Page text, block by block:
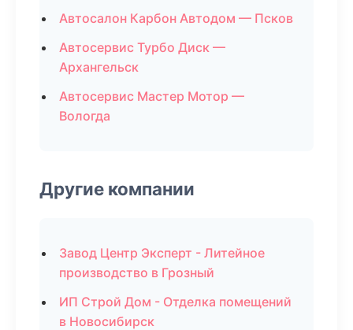
Автосалон Карбон Автодом — Псков
Автосервис Турбо Диск —
Архангельск
Автосервис Мастер Мотор —
Вологда
Другие компании
Завод Центр Эксперт - Литейное
производство в Грозный
ИП Строй Дом - Отделка помещений
в Новосибирск